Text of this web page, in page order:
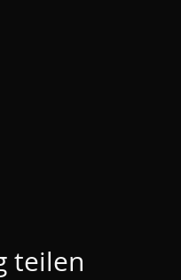
teilen